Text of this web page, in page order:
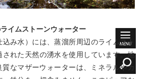
イムストーンウォーター
み水）には、蒸溜所周辺のライムスト
れた天然の湧水を使用しています。地
なマザーウォーターは、ミネラルやカ